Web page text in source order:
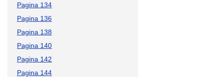
Pagina 134
Pagina 136
Pagina 138
Pagina 140
Pagina 142
Pagina 144